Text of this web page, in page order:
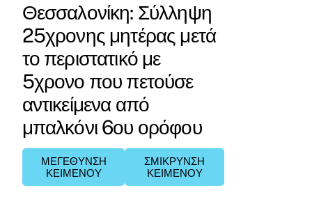
Θεσσαλονίκη: Σύλληψη
25χρονης μητέρας μετά
το περιστατικό με
5χρονο που πετούσε
αντικείμενα από
μπαλκόνι 6ου ορόφου
ΜΕΓΕΘΥΝΣΗ
ΚΕΙΜΕΝΟΥ
ΣΜΙΚΡΥΝΣΗ
ΚΕΙΜΕΝΟΥ